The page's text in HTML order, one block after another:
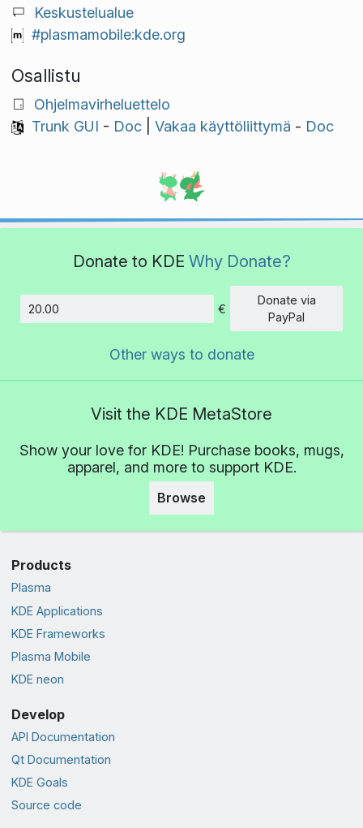
Keskustelualue
#plasmamobile:kde.org
Osallistu
Ohjelmavirheluettelo
Trunk GUI - Doc| Vakaa käyttöliittymä - Doc
Donate to KDE Why Donate?
Amount
€
Donate via
PayPal
Other ways to donate
Visit the KDE MetaStore
Show your love for KDE! Purchase books, mugs,
apparel, and more to support KDE.
Browse
Products
Plasma
KDE Applications
KDE Frameworks
Plasma Mobile
KDE neon
Develop
API Documentation
Qt Documentation
KDE Goals
Source code